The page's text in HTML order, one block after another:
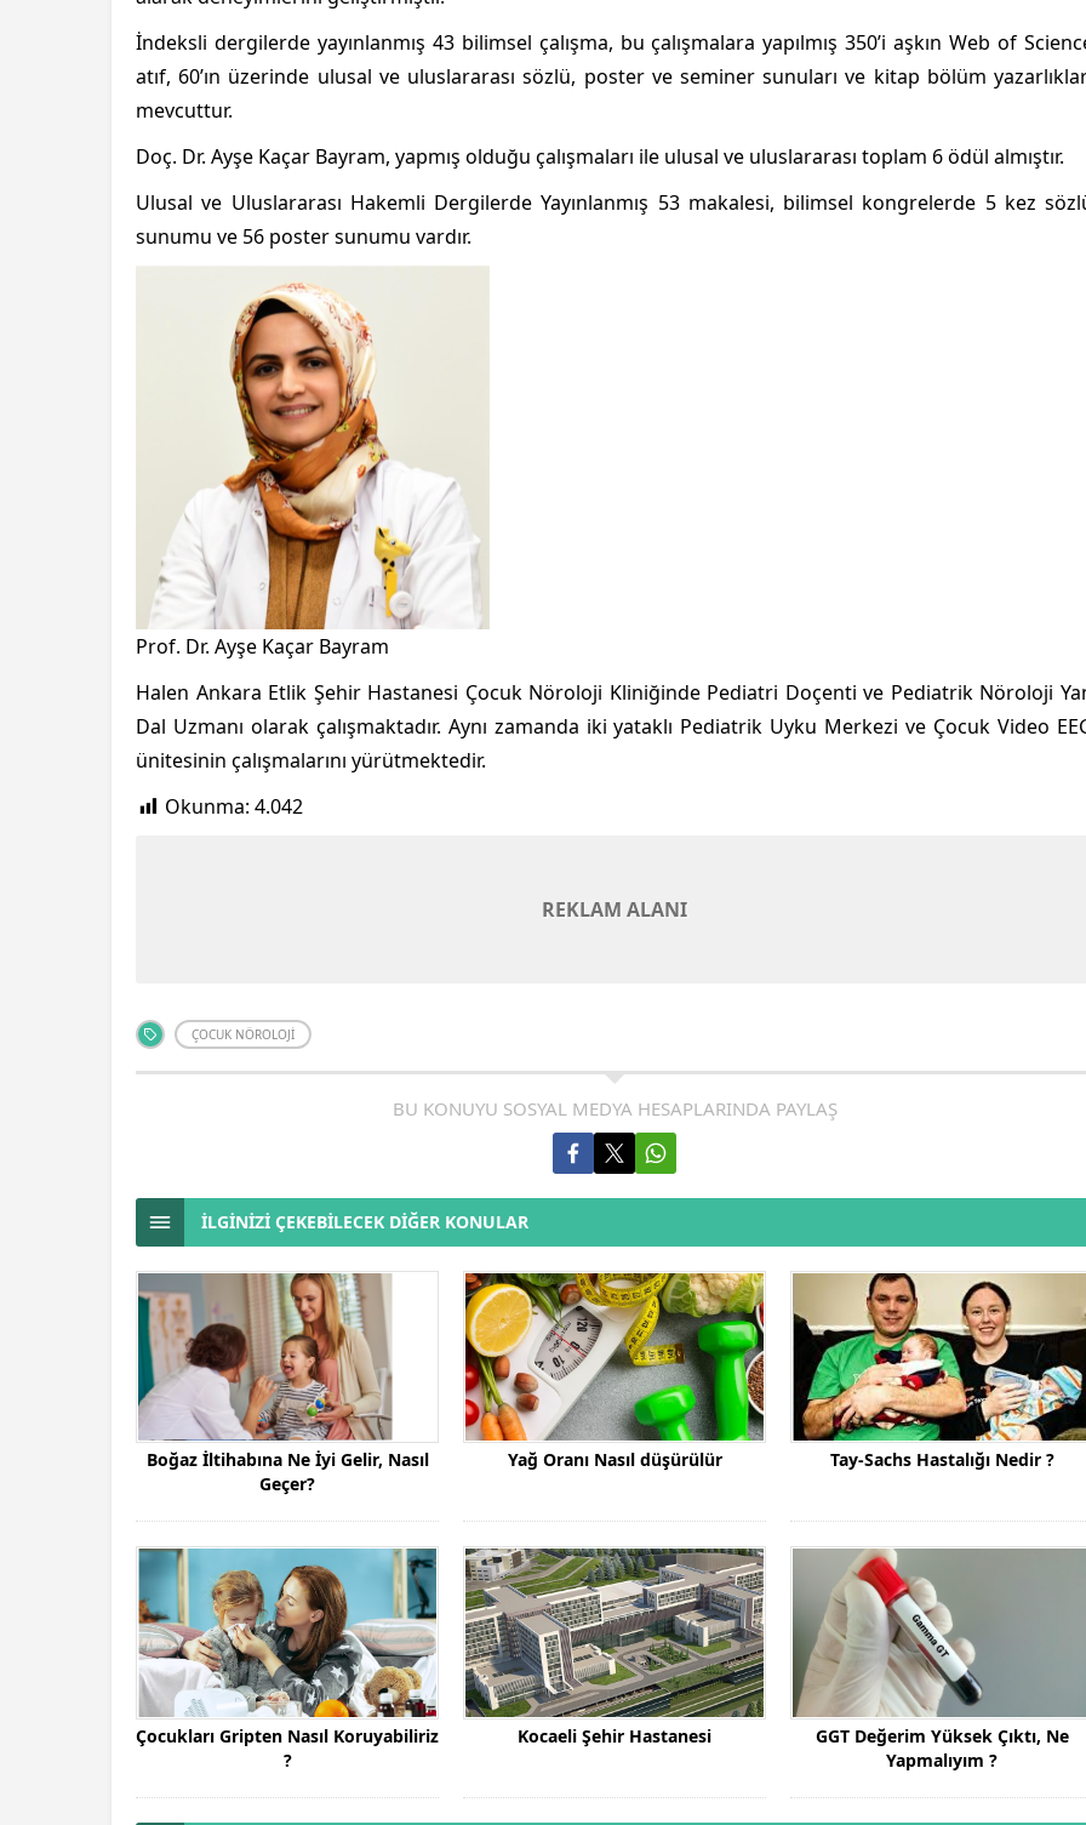
İndeksli dergilerde yayınlanmış 43 bilimsel çalışma, bu çalışmalara yapılmış 350’i aşkın Web of
atıf, 60’ın üzerinde ulusal ve uluslararası sözlü, poster ve seminer sunuları ve kitap bölüm
mevcuttur.
Doç. Dr. Ayşe Kaçar Bayram, yapmış olduğu çalışmaları ile ulusal ve uluslararası toplam 6 ödül almıştır.
Ulusal ve Uluslararası Hakemli Dergilerde Yayınlanmış 53 makalesi, bilimsel kongrelerde 5 kez
sunumu ve 56 poster sunumu vardır.
Prof. Dr. Ayşe Kaçar Bayram
Halen Ankara Etlik Şehir Hastanesi Çocuk Nöroloji Kliniğinde Pediatri Doçenti ve Pediatrik Nöroloji
Dal Uzmanı olarak çalışmaktadır. Aynı zamanda iki yataklı Pediatrik Uyku Merkezi ve Çocuk Video
ünitesinin çalışmalarını yürütmektedir.
Okunma: 4.042
REKLAM ALANI
ÇOCUK NÖROLOJI
BU KONUYU SOSYAL MEDYA HESAPLARINDA PAYLAŞ
İLGİNİZİ ÇEKEBİLECEK DİĞER KONULAR
Boğaz İltihabına Ne İyi Gelir, Nasıl
Geçer?
Yağ Oranı Nasıl düşürülür Tay-Sachs Hastalığı Nedir ?
Çocukları Gripten Nasıl Koruyabiliriz
?
Kocaeli Şehir Hastanesi
GGT Değerim Yüksek Çıktı, Ne
Yapmalıyım ?